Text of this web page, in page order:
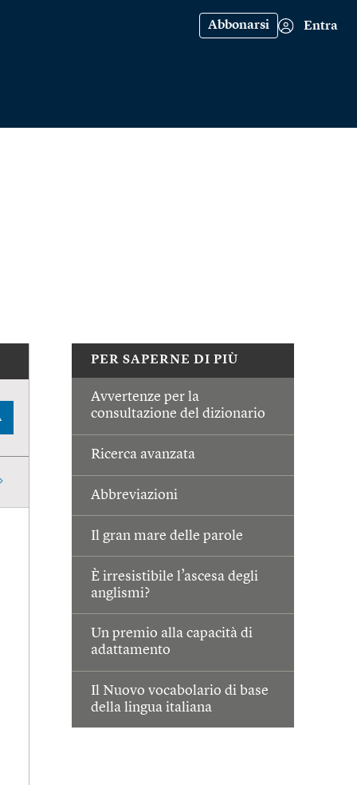
Abbonarsi Entra
PER SAPERNE DI PIÙ
Avvertenze per la
consultazione del dizionario
Ricerca avanzata
Abbreviazioni
Il gran mare delle parole
È irresistibile l’ascesa degli
anglismi?
Un premio alla capacità di
adattamento
Il Nuovo vocabolario di base
della lingua italiana